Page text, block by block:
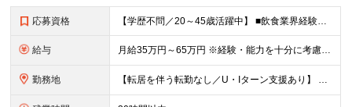
応募資格 【学歴不問／20～45歳活躍中】 ■飲食業界経験および販売／サービスの経験がある方を歓迎します 例えば「もっとこうすれば売れるのに」というアイデアを形にしたい方、経営陣に近いポジションでビジネスを
給与 月給35万円～65万円 ※経験・能力を十分に考慮し決定。 ※月給35万円～48万円までは非管理職となりますので、 上記月給には、月30時間分の固定残業代（61,620円～84,508円）および月10
勤務地 【転居を伴う転勤なし／U・Iターン支援あり】 本社（恵比寿）または当社が運営する東京都内の直営店舗での勤務 ※配属先は経験・希望・プロジェクト内容を踏まえて決定します。 ★社宅・引越支援制度あり（